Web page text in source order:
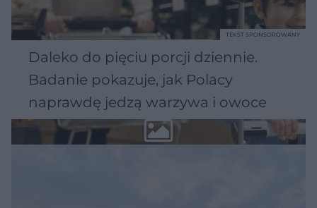
Daleko do pięciu porcji dziennie.
Badanie pokazuje, jak Polacy
naprawdę jedzą warzywa i owoce
TEKST SPONSOROWANY